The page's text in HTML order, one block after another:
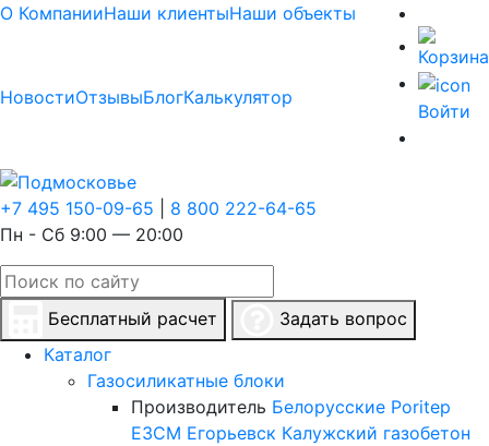
О КомпанииНаши клиентыНаши объекты
НовостиОтзывыБлогКалькулятор
Войти
+7 495 150-09-65
8 800 222-64-65
Пн - Сб 9:00 — 20:00
Бесплатный расчет
Задать вопрос
Каталог
Газосиликатные блоки
Производитель Белорусские Poritep
ЕЗСМ Егорьевск Калужский газобетон